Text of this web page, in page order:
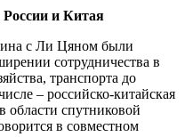
и Китая
с Ли Цяном были
сотрудничества в
транспорта до
– российско-китайская
области спутниковой
в совместном